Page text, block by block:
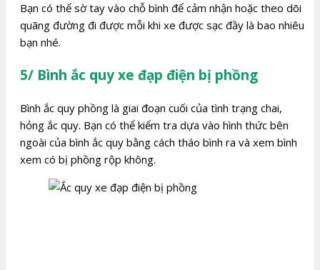
Bạn có thể sờ tay vào chỗ bình để cảm nhận hoặc theo dõi
quãng đường đi được mỗi khi xe được sạc đầy là bao nhiêu
bạn nhé.
5/ Bình ắc quy xe đạp điện bị phồng
Bình ắc quy phồng là giai đoạn cuối của tình trạng chai,
hỏng ắc quy. Bạn có thể kiểm tra dựa vào hình thức bên
ngoài của bình ắc quy bằng cách tháo bình ra và xem bình
xem có bị phồng rộp không.